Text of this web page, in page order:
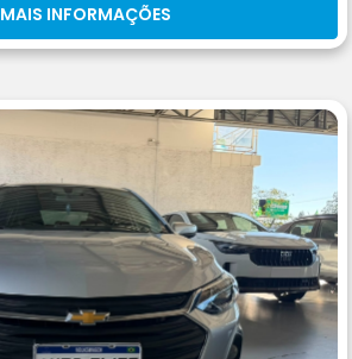
MAIS INFORMAÇÕES